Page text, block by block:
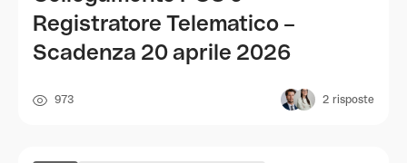
Registratore Telematico –
Scadenza 20 aprile 2026
973 2 risposte